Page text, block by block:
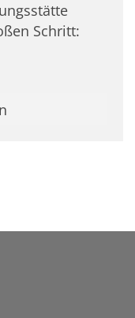
Schritt: